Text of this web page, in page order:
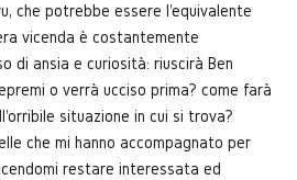
che potrebbe essere l'equivalente
vicenda è costantemente
di ansia e curiosità: riuscirà Ben
o verrà ucciso prima? come farà
situazione in cui si trova?
che mi hanno accompagnato per
restare interessata ed